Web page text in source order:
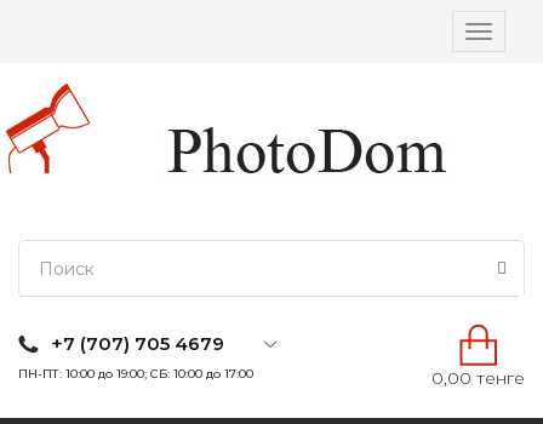
Вкл/
+7 (707) 705 4679
ПН-ПТ: 10:00 до 19:00; СБ: 10:00 до 17:00 0,00 тенге